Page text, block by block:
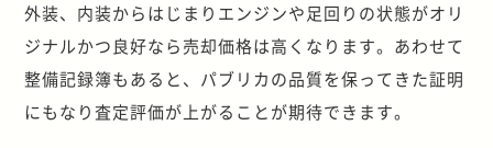
外装、内装からはじまりエンジンや足回りの状態がオリ
ジナルかつ良好なら売却価格は高くなります。あわせて
整備記録簿もあると、パブリカの品質を保ってきた証明
にもなり査定評価が上がることが期待できます。